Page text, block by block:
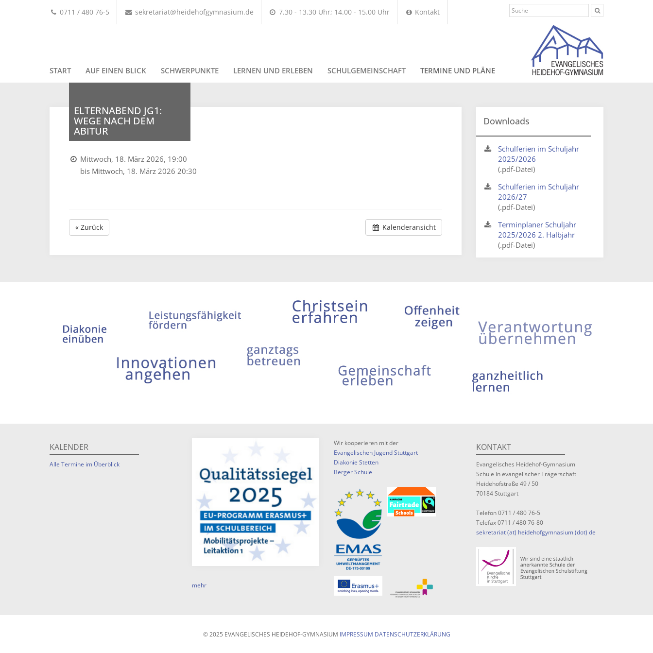
0711 / 480 76-5 sekretariat@heidehofgymnasium.de 7.30 - 13.30 Uhr; 14.00 - 15.00 Uhr Kontakt
START AUF EINEN BLICK SCHWERPUNKTE LERNEN UND ERLEBEN SCHULGEMEINSCHAFT TERMINE UND PLÄNE
ELTERNABEND JG1:
WEGE NACH DEM
ABITUR
Mittwoch, 18. März 2026, 19:00
bis Mittwoch, 18. März 2026 20:30
« Zurück Kalenderansicht
Downloads
Schulferien im Schuljahr
2025/2026
(.pdf-Datei)
Schulferien im Schuljahr
2026/27
(.pdf-Datei)
Terminplaner Schuljahr
2025/2026 2. Halbjahr
(.pdf-Datei)
KALENDER
Alle Termine im Überblick
mehr
Wir kooperieren mit der
Evangelischen Jugend Stuttgart
Diakonie Stetten
Berger Schule
KONTAKT
Evangelisches Heidehof-Gymnasium
Schule in evangelischer Trägerschaft
Heidehofstraße 49 / 50
70184 Stuttgart
Telefon 0711 / 480 76-5
Telefax 0711 / 480 76-80
sekretariat (at) heidehofgymnasium (dot) de
© 2025 EVANGELISCHES HEIDEHOF-GYMNASIUM IMPRESSUM DATENSCHUTZERKLÄRUNG